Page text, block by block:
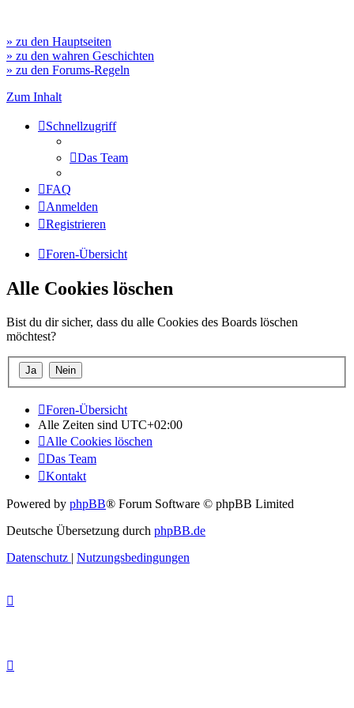
» zu den Hauptseiten
» zu den wahren Geschichten
» zu den Forums-Regeln
Zum Inhalt
Schnellzugriff
Das Team
FAQ
Anmelden
Registrieren
Foren-Übersicht
Alle Cookies löschen
Bist du dir sicher, dass du alle Cookies des Boards löschen
möchtest?
Foren-Übersicht
Alle Zeiten sind UTC+02:00
Alle Cookies löschen
Das Team
Kontakt
Powered by phpBB® Forum Software © phpBB Limited
Deutsche Übersetzung durch phpBB.de
Datenschutz | Nutzungsbedingungen